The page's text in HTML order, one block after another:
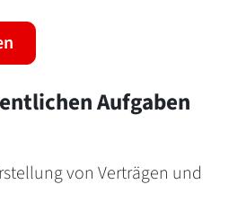
Aufgaben
von Verträgen und